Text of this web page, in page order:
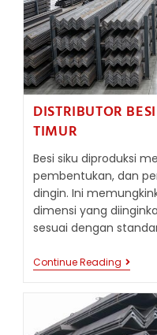
DISTRIBUTOR
TIMUR
Besi siku diproduksi
pembentukan, dan
dingin. Ini
dimensi yang
sesuai dengan
Continue Reading
BESI
JAWA
TIMUR